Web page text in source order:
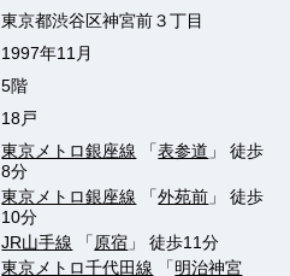
東京都渋谷区神宮前３丁目
1997年11月
5階
18戸
東京メトロ銀座線 「表参道 」 徒歩
8分
東京メトロ銀座線 「外苑前 」 徒歩
10分
JR山手線 「 原宿 」 徒歩11分
東京メトロ千代田線 「明治神宮